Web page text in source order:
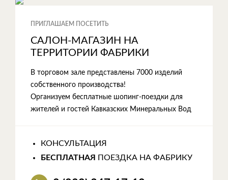
ПРИГЛАШАЕМ ПОСЕТИТЬ
САЛОН-МАГАЗИН НА
ТЕРРИТОРИИ ФАБРИКИ
В торговом зале представлены 7000 изделий
собственного производства!
Организуем бесплатные шопинг-поездки для
жителей и гостей Кавказских Минеральных Вод
КОНСУЛЬТАЦИЯ
БЕСПЛАТНАЯ
ПОЕЗДКА НА ФАБРИКУ